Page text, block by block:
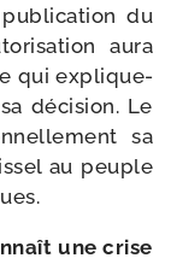
du
aura
qui expli­que­
déci­sion. Le
sa
au peuple
une crise